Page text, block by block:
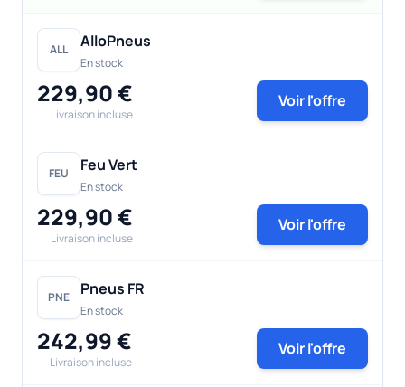
ALL AlloPneus
En stock
229,90 €
Livraison incluse
Voir l'offre
FEU Feu Vert
En stock
229,90 €
Livraison incluse
Voir l'offre
PNE Pneus FR
En stock
242,99 €
Livraison incluse
Voir l'offre